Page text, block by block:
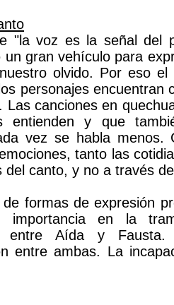
"la voz es la señal del
un gran vehículo para
olvido. Por eso
personajes encuentran
Las canciones en
entienden y que
vez se habla menos.
tanto las
del canto, y no a través
formas de expresión
importancia en la
entre Aída y
entre ambas. La